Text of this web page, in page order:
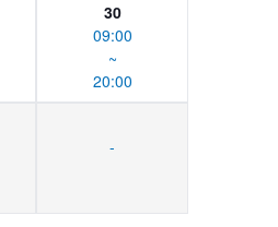
30
09:00
~
20:00
-